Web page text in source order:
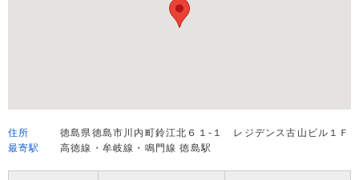
住所
徳島県徳島市川内町鈴江北６１-１ レジデンス古山ビル１Ｆ
最寄駅
高徳線・牟岐線・鳴門線 徳島駅